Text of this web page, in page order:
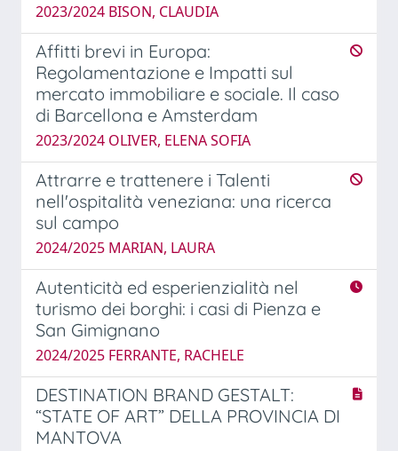
2023/2024 BISON, CLAUDIA
Affitti brevi in Europa:
Regolamentazione e Impatti sul
mercato immobiliare e sociale. Il caso
di Barcellona e Amsterdam
2023/2024 OLIVER, ELENA SOFIA
Attrarre e trattenere i Talenti
nell'ospitalità veneziana: una ricerca
sul campo
2024/2025 MARIAN, LAURA
Autenticità ed esperienzialità nel
turismo dei borghi: i casi di Pienza e
San Gimignano
2024/2025 FERRANTE, RACHELE
DESTINATION BRAND GESTALT:
“STATE OF ART” DELLA PROVINCIA DI
MANTOVA